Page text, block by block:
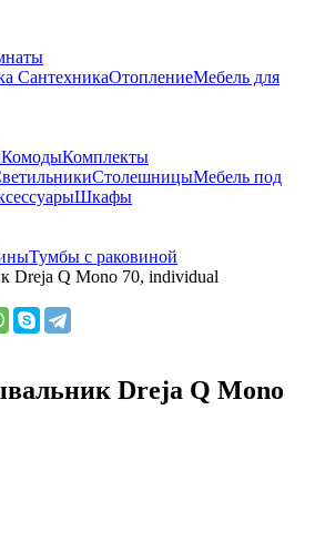
СантехникаОтоплениеМебель для
КомодыКомплекты
СтолешницыМебель под
Шкафы
Тумбы с раковиной
Dreja Q Mono 70, individual
Dreja Q Mono